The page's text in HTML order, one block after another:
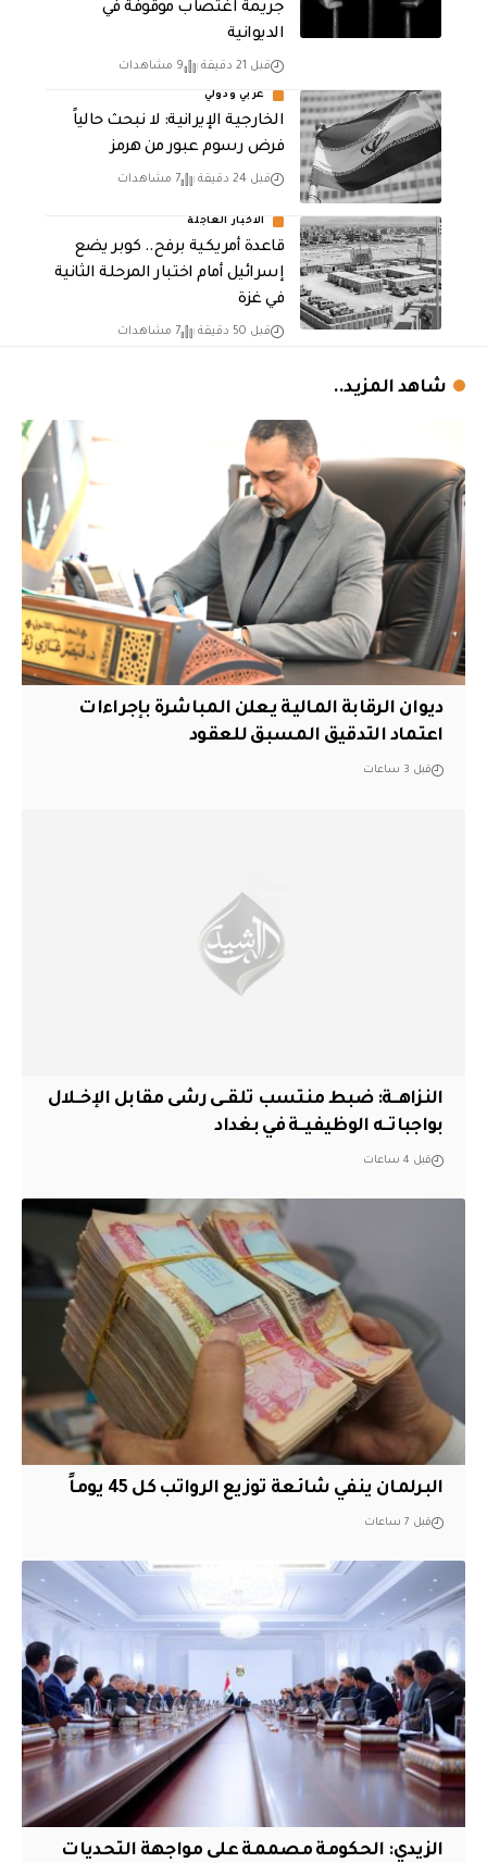
جريمة اغتصاب موقوفة في
الديوانية
قبل 21 دقيقة 9 مشاهدات
عربي ودولي
الخارجية الإيرانية: لا نبحث حالياً
فرض رسوم عبور من هرمز
قبل 24 دقيقة 7 مشاهدات
الاخبار العاجلة
قاعدة أمريكية برفح.. كوبر يضع
إسرائيل أمام اختبار المرحلة الثانية
في غزة
قبل 50 دقيقة 7 مشاهدات
شاهد المزيد..
ديوان الرقابة المالية يعلن المباشرة بإجراءات
اعتماد التدقيق المسبق للعقود
قبل 3 ساعات
النزاهــة: ضبط منتسب تلقــى رشى مقابل الإخــلال
بواجباتــه الوظيفيــة في بغداد
قبل 4 ساعات
البرلمان ينفي شائعة توزيع الرواتب كل 45 يوماً
قبل 7 ساعات
الزيدي: الحكومة مصممة على مواجهة التحديات